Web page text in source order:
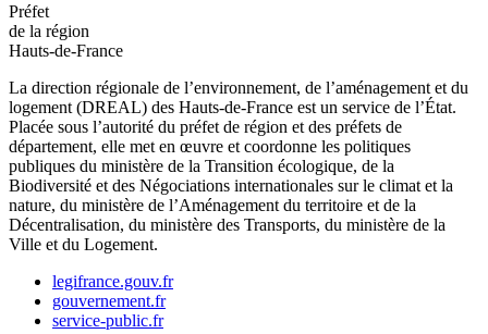
Préfet
de la région
Hauts-de-France
La direction régionale de l’environnement, de l’aménagement et du
logement (DREAL) des Hauts-de-France est un service de l’État.
Placée sous l’autorité du préfet de région et des préfets de
département, elle met en œuvre et coordonne les politiques
publiques du ministère de la Transition écologique, de la
Biodiversité et des Négociations internationales sur le climat et la
nature, du ministère de l’Aménagement du territoire et de la
Décentralisation, du ministère des Transports, du ministère de la
Ville et du Logement.
legifrance.gouv.fr
gouvernement.fr
service-public.fr